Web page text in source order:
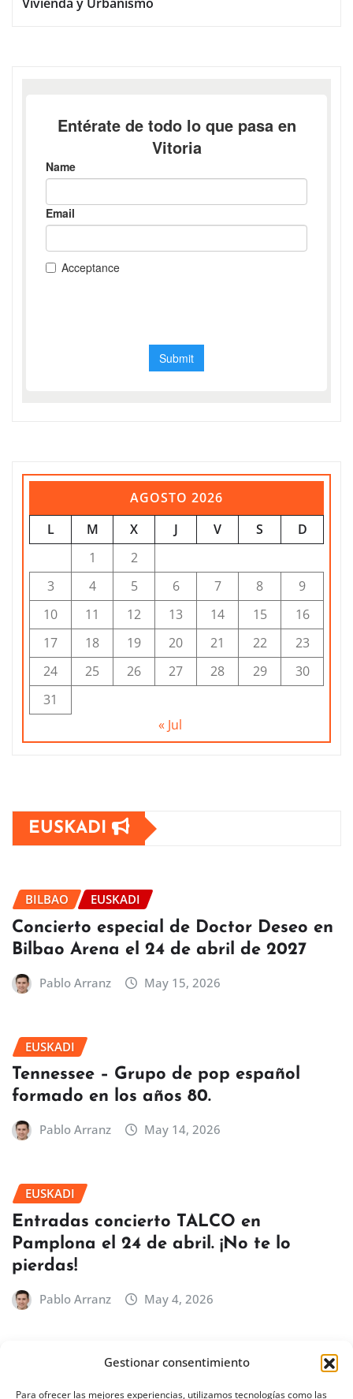
Gestionar consentimiento
Para ofrecer las mejores experiencias, utilizamos tecnologías como las
AGOSTO 2026
L
M X J V S
D
1
2
3
4 5 6 7 8
9
10
11 12 13 14 15
16
17
18 19 20 21 22
23
24
25 26 27 28 29
30
31
« Jul
EUSKADI
BILBAO EUSKADI
Concierto especial de Doctor Deseo en
Bilbao Arena el 24 de abril de 2027
Pablo Arranz May 15, 2026
EUSKADI
Tennessee – Grupo de pop español
formado en los años 80.
Pablo Arranz May 14, 2026
EUSKADI
Entradas concierto TALCO en
Pamplona el 24 de abril. ¡No te lo
pierdas!
Pablo Arranz May 4, 2026
EUSKADI
Concierto de Íñigo Quintero en Bilbao